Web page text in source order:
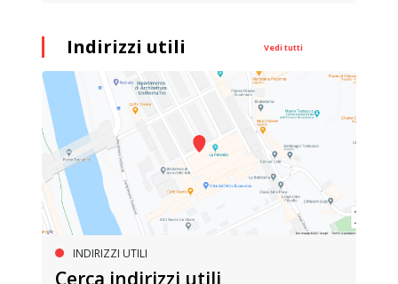
Indirizzi utili Vedi tutti
INDIRIZZI UTILI
Cerca indirizzi utili